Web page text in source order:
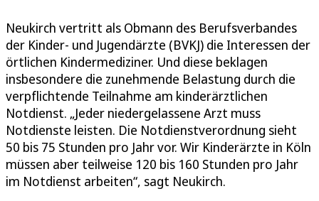
Neukirch vertritt als Obmann des Berufsverbandes
der Kinder- und Jugendärzte (BVKJ) die Interessen der
örtlichen Kindermediziner. Und diese beklagen
insbesondere die zunehmende Belastung durch die
verpflichtende Teilnahme am kinderärztlichen
Notdienst. „Jeder niedergelassene Arzt muss
Notdienste leisten. Die Notdienstverordnung sieht
50 bis 75 Stunden pro Jahr vor. Wir Kinderärzte in Köln
müssen aber teilweise 120 bis 160 Stunden pro Jahr
im Notdienst arbeiten“, sagt Neukirch.